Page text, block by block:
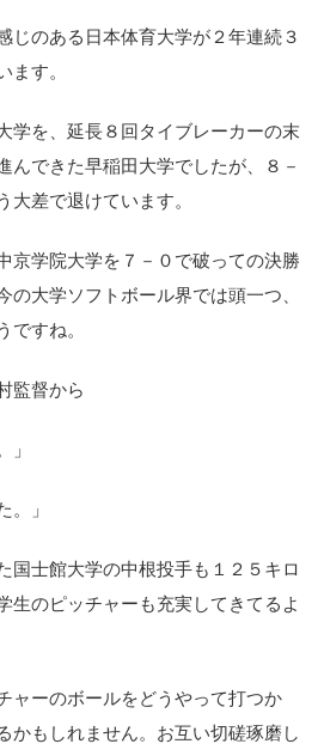
じのある日本体育大学が２年連続３
ます。
学を、延長８回タイブレーカーの末
んできた早稲田大学でしたが、８－
大差で退けています。
京学院大学を７－０で破っての決勝
の大学ソフトボール界では頭一つ、
ですね。
監督から
」
。」
国士館大学の中根投手も１２５キロ
生のピッチャーも充実してきてるよ
ャーのボールをどうやって打つか
かもしれません。お互い切磋琢磨し